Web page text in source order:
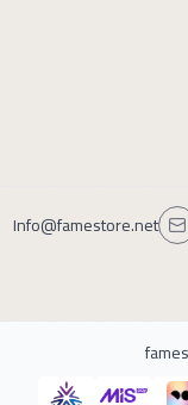
Info@famestore.net